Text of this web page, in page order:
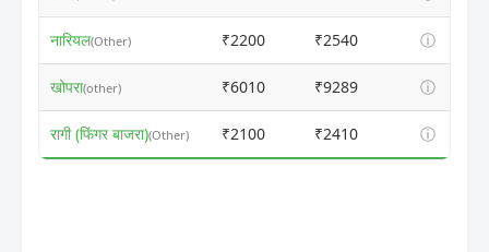
नारियल(Other) ₹2200 ₹2540 ⓘ
खोपरा(other) ₹6010 ₹9289 ⓘ
रागी (फिंगर बाजरा)(Other) ₹2100 ₹2410 ⓘ